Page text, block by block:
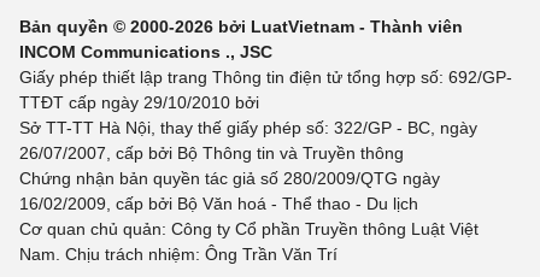
Bản quyền © 2000-2026 bởi LuatVietnam - Thành viên
INCOM Communications ., JSC
Giấy phép thiết lập trang Thông tin điện tử tổng hợp số: 692/GP-
TTĐT cấp ngày 29/10/2010 bởi
Sở TT-TT Hà Nội, thay thế giấy phép số: 322/GP - BC, ngày
26/07/2007, cấp bởi Bộ Thông tin và Truyền thông
Chứng nhận bản quyền tác giả số 280/2009/QTG ngày
16/02/2009, cấp bởi Bộ Văn hoá - Thể thao - Du lịch
Cơ quan chủ quản: Công ty Cổ phần Truyền thông Luật Việt
Nam. Chịu trách nhiệm: Ông Trần Văn Trí